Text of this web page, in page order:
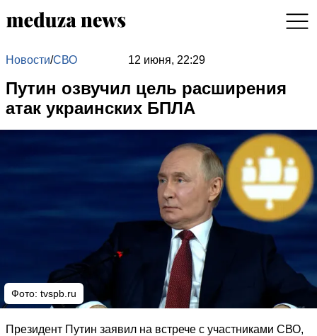
Новости/СВО 12 июня, 22:29
Путин озвучил цель расширения
атак украинских БПЛА
Фото: tvspb.ru
Президент Путин заявил на встрече с участниками СВО,